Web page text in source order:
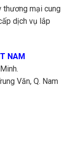
thương mại cung
dịch vụ lắp
NAM
Văn, Q. Nam